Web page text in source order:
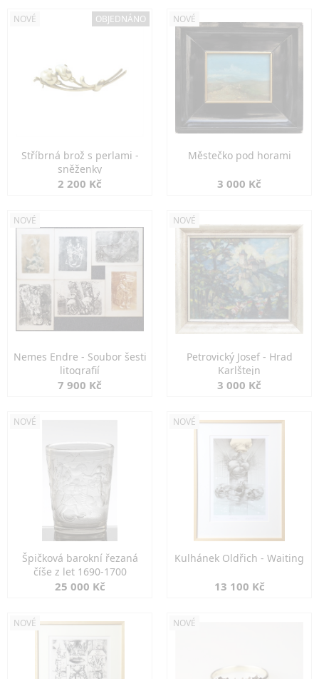
NOVÉ OBJEDNÁNO
Stříbrná brož s perlami -
sněženky
2 200 Kč
NOVÉ
Městečko pod horami
3 000 Kč
NOVÉ
Nemes Endre - Soubor šesti
litografií
7 900 Kč
NOVÉ
Petrovický Josef - Hrad
Karlštejn
3 000 Kč
NOVÉ
Špičková barokní řezaná
číše z let 1690-1700
25 000 Kč
NOVÉ
Kulhánek Oldřich - Waiting
13 100 Kč
NOVÉ NOVÉ